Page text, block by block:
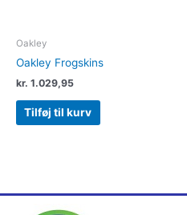
Oakley
Oakley Frogskins
kr. 1.029,95
Tilføj til kurv